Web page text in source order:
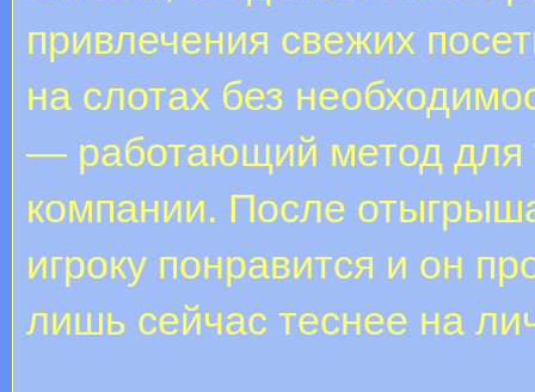
привлечения свежих
на слотах без
— работающий метод для
компании. После
игроку понравится и он
лишь сейчас теснее на